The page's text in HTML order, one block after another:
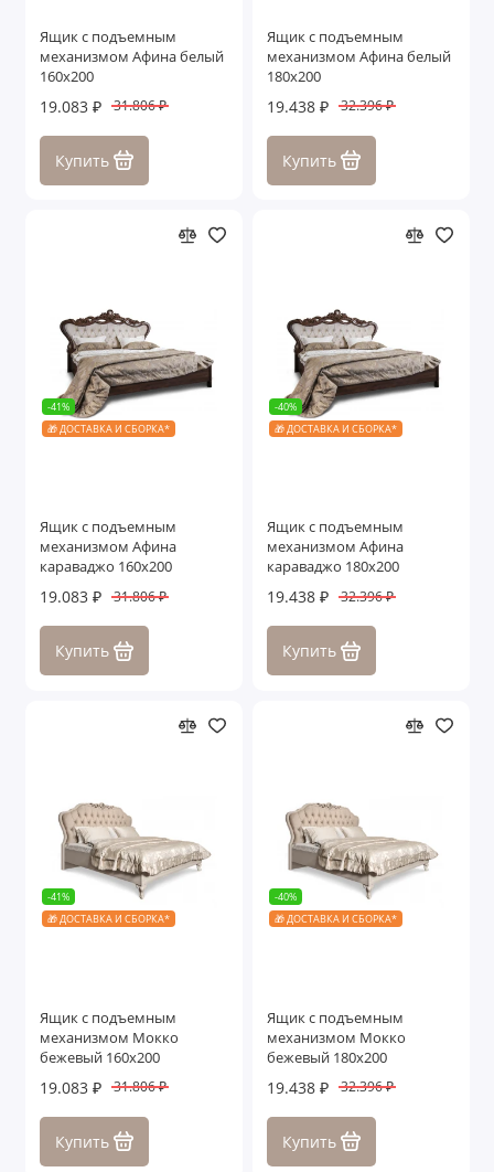
Ящик с подъемным
механизмом Афина белый
160х200
19.083 ₽ 31.806 ₽
Купить
Ящик с подъемным
механизмом Афина белый
180х200
19.438 ₽ 32.396 ₽
Купить
-41%
🎁 ДОСТАВКА И СБОРКА*
Ящик с подъемным
механизмом Афина
караваджо 160х200
19.083 ₽ 31.806 ₽
Купить
-40%
🎁 ДОСТАВКА И СБОРКА*
Ящик с подъемным
механизмом Афина
караваджо 180х200
19.438 ₽ 32.396 ₽
Купить
-41%
🎁 ДОСТАВКА И СБОРКА*
Ящик с подъемным
механизмом Мокко
бежевый 160х200
19.083 ₽ 31.806 ₽
Купить
-40%
🎁 ДОСТАВКА И СБОРКА*
Ящик с подъемным
механизмом Мокко
бежевый 180х200
19.438 ₽ 32.396 ₽
Купить